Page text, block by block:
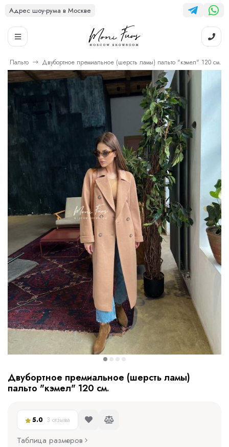
Адрес шоу-рума в Москве
Пальто Двубортное премиальное (шерсть ламы) пальто "кэмел" 120 см.
Двубортное премиальное (шерсть ламы)
пальто "кэмел" 120 см.
5.0 3 отзыва
Таблица размеров